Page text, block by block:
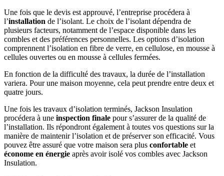
Une fois que le devis est approuvé, l’entreprise procédera à
l’installation de l’isolant. Le choix de l’isolant dépendra de
plusieurs facteurs, notamment de l’espace disponible dans les
combles et des préférences personnelles. Les options d’isolation
comprennent l’isolation en fibre de verre, en cellulose, en mousse à
cellules ouvertes ou en mousse à cellules fermées.
En fonction de la difficulté des travaux, la durée de l’installation
variera. Pour une maison moyenne, cela peut prendre entre deux et
quatre jours.
Une fois les travaux d’isolation terminés, Jackson Insulation
procédera à une inspection finale pour s’assurer de la qualité de
l’installation. Ils répondront également à toutes vos questions sur la
manière de maintenir l’isolation et de préserver son efficacité. Vous
pouvez être assuré que votre maison sera plus confortable et
économe en énergie après avoir isolé vos combles avec Jackson
Insulation.